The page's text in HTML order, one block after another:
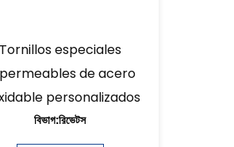
Tornillos especiales
impermeables de acero
inoxidable personalizados
বিভাগ:রিভেটস